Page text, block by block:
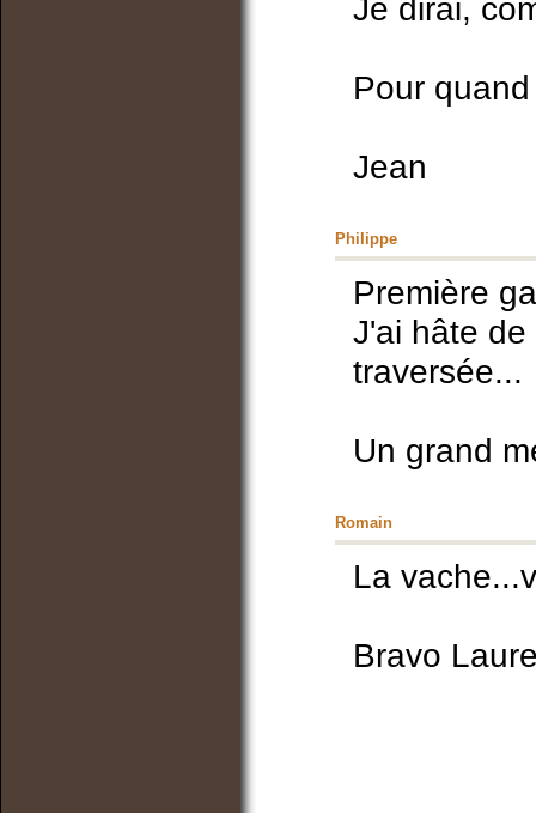
Je dirai,
Pour
Jean
Philippe
Première
J'ai hâte
traversée...
Un grand
Romain
La
Bravo